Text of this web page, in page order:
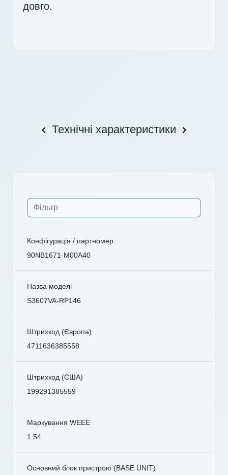
довго.
Технічні характеристики
Конфігурація / партномер
90NB1671-M00A40
Назва моделі
S3607VA-RP146
Штрихкод (Європа)
4711636385558
Штрихкод (США)
199291385559
Маркування WEEE
1.54
Основний блок пристрою (BASE UNIT)